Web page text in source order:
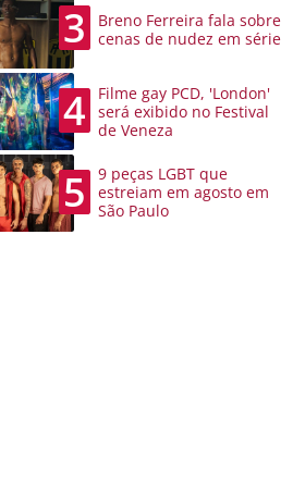
3
Breno Ferreira fala sobre
cenas de nudez em série
4
Filme gay PCD, 'London'
será exibido no Festival
de Veneza
5
9 peças LGBT que
estreiam em agosto em
São Paulo